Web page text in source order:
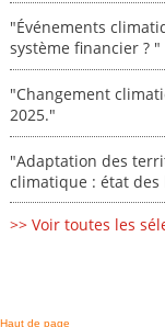
"Événements
système financier ? "
"Changement
2025."
"Adaptation des
climatique : état
>> Voir toutes les
Haut de page